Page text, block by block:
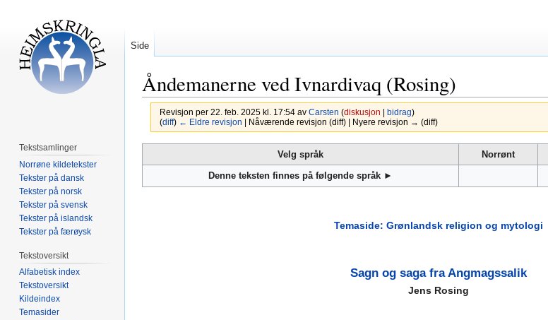
Åndemanerne ved Ivnardivaq (Rosing)
Revisjon per 22. feb. 2025 kl. 17:54 av Carsten (diskusjon bidrag)
(diff) ← Eldre revisjon | Nåværende revisjon (diff) | Nyere revisjon → (diff)
til
til
Velg språk Norrønt
Denne teksten finnes på følgende språk ►
Temaside: Grønlandsk religion og mytologi
Sagn og saga fra Angmagssalik
Jens Rosing
Side
Tekstsamlinger
Norrøne kildetekster
Tekster på dansk
Tekster på norsk
Tekster på svensk
Tekster på islandsk
Tekster på færøysk
Tekstoversikt
Alfabetisk index
Tekstoversikt
Kildeindex
Temasider